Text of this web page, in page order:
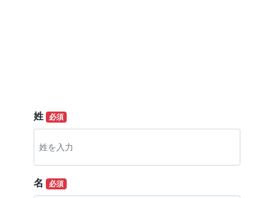
姓 必須
名 必須